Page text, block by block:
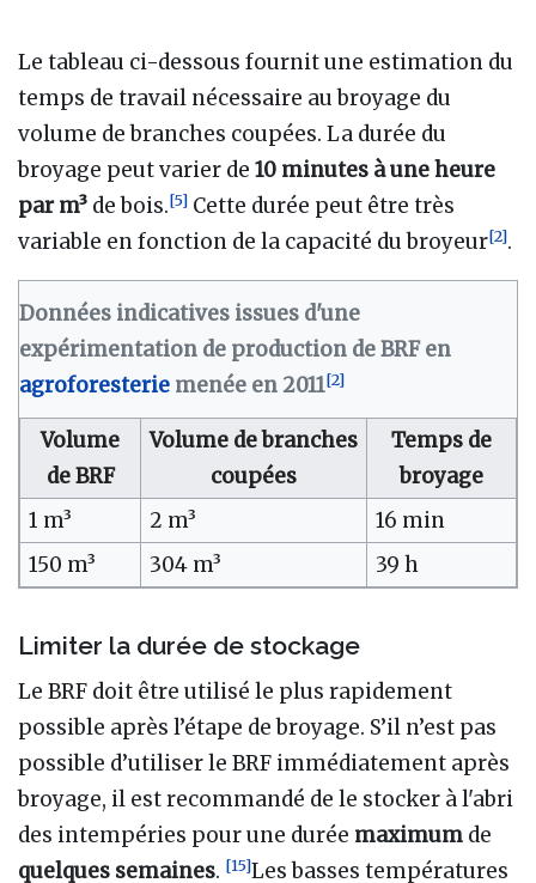
Le tableau ci-dessous fournit une estimation du
temps de travail nécessaire au broyage du
volume de branches coupées. La durée du
broyage peut varier de 10 minutes à une heure
par m³ de bois.[5] Cette durée peut être très
variable en fonction de la capacité du broyeur[2].
Données indicatives issues d'une
expérimentation de production de BRF en
agroforesterie menée en 2011[2]
Volume
de BRF
Volume de branches
coupées
Temps de
broyage
1 m³
2 m³
16 min
150 m³
304 m³ 39 h
Limiter la durée de stockage
Le BRF doit être utilisé le plus rapidement
possible après l’étape de broyage. S’il n’est pas
possible d’utiliser le BRF immédiatement après
broyage, il est recommandé de le stocker à l'abri
des intempéries pour une durée maximum de
quelques semaines. [15]Les basses températures